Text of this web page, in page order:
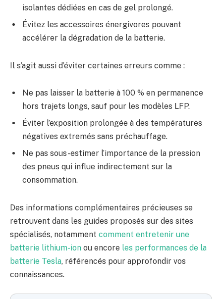
isolantes dédiées en cas de gel prolongé.
Évitez les accessoires énergivores pouvant
accélérer la dégradation de la batterie.
Il s’agit aussi d’éviter certaines erreurs comme :
Ne pas laisser la batterie à 100 % en permanence
hors trajets longs, sauf pour les modèles LFP.
Éviter l’exposition prolongée à des températures
négatives extremés sans préchauffage.
Ne pas sous-estimer l’importance de la pression
des pneus qui influe indirectement sur la
consommation.
Des informations complémentaires précieuses se
retrouvent dans les guides proposés sur des sites
spécialisés, notamment comment entretenir une
batterie lithium-ion ou encore les performances de la
batterie Tesla, référencés pour approfondir vos
connaissances.